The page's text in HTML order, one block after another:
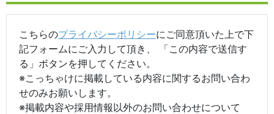
こちらのプライバシーポリシーにご同意頂いた上で下
記フォームにご入力して頂き、 「この内容で送信す
る」ボタンを押してください。
※こっちゃけに掲載している内容に関するお問い合わ
せのみお願いします。
※掲載内容や採用情報以外のお問い合わせについて